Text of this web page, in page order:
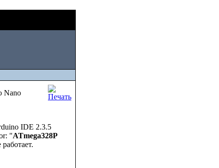
Nano
IDE 2.3.5
"ATmega328P